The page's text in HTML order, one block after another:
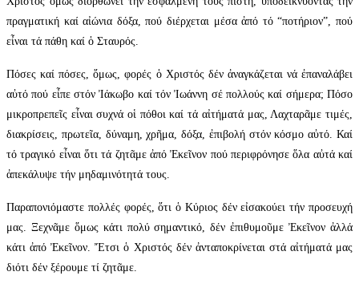
πραγματική καί αἰώνια δόξα, πού διέρχεται μέσα ἀπό τό “ποτήριον”, πού
εἶναι τά πάθη καί ὁ Σταυρός.
Πόσες καί πόσες, ὅμως, φορές ὁ Χριστός δέν ἀναγκάζεται νά ἐπαναλάβει
αὐτό πού εἶπε στόν Ἰάκωβο καί τόν Ἰωάννη σέ πολλούς καί σήμερα; Πόσο
μικροπρεπεῖς εἶναι συχνά οἱ πόθοι καί τά αἰτήματά μας, Λαχταρᾶμε τιμές,
διακρίσεις, πρωτεῖα, δύναμη, χρῆμα, δόξα, ἐπιβολή στόν κόσμο αὐτό. Καί
τό τραγικό εἶναι ὅτι τά ζητᾶμε ἀπό Ἐκεῖνον πού περιφρόνησε ὅλα αὐτά καί
ἀπεκάλυψε τήν μηδαμινότητά τους.
Παραπονιόμαστε πολλές φορές, ὅτι ὁ Κύριος δέν εἰσακούει τήν προσευχή
μας. Ξεχνᾶμε ὅμως κάτι πολύ σημαντικό, δέν ἐπιθυμοῦμε Ἐκεῖνον ἀλλά
κάτι ἀπό Ἐκεῖνον. Ἔτσι ὁ Χριστός δέν ἀνταποκρίνεται στά αἰτήματά μας
διότι δέν ξέρουμε τί ζητᾶμε.